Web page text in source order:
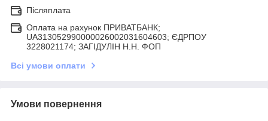
Післяплата
Оплата на рахунок ПРИВАТБАНК;
UA313052990000026002031604603; ЄДРПОУ
3228021174; ЗАГIДУЛIН Н.Н. ФОП
Всі умови оплати
Умови повернення